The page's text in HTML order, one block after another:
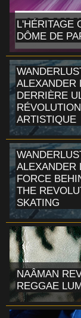
L'HÉRITAGE
DÔME DE
ALEXANDER
DERRIÈRE
ARTISTIQUE
ALEXANDER
FORCE
THE
SKATING
NAÂMAN
REGGAE